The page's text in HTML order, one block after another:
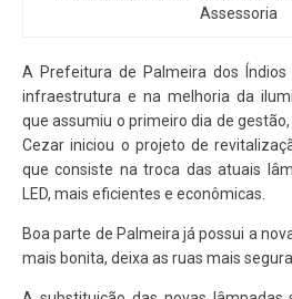
Assessoria
A Prefeitura de Palmeira dos
infraestrutura e na melhoria da
que assumiu o primeiro dia de
Cezar iniciou o projeto de
que consiste na troca das atuais
LED, mais eficientes e econômicas.
Boa parte de Palmeira já possui a
mais bonita, deixa as ruas mais